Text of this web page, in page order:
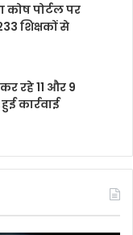
कोष पोर्टल पर
शिक्षकों से
रहे 11 और 9
कार्रवाई